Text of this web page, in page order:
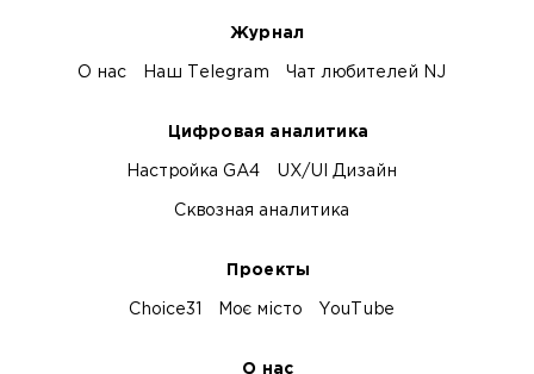
Журнал
О нас Наш Telegram Чат любителей NJ
Цифровая аналитика
Настройка GA4 UX/UI Дизайн
Сквозная аналитика
Проекты
Choice31 Моє місто YouTube
О нас